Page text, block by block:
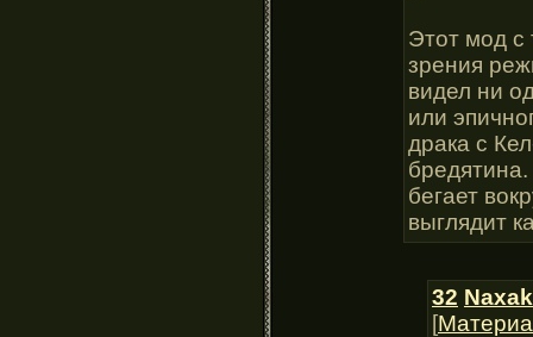
Этот мод с
зрения
видел ни
или
драка с
бредятина.
бегает
выглядит
32
[